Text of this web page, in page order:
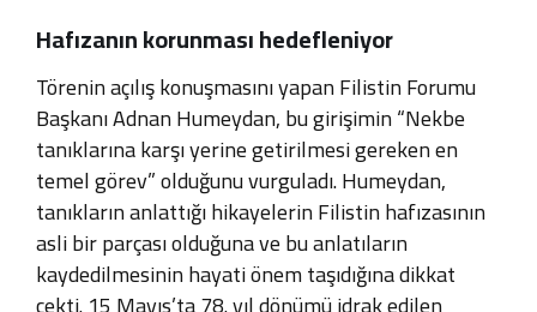
Hafızanın korunması hedefleniyor
Törenin açılış konuşmasını yapan Filistin Forumu
Başkanı Adnan Humeydan, bu girişimin “Nekbe
tanıklarına karşı yerine getirilmesi gereken en
temel görev” olduğunu vurguladı. Humeydan,
tanıkların anlattığı hikayelerin Filistin hafızasının
asli bir parçası olduğuna ve bu anlatıların
kaydedilmesinin hayati önem taşıdığına dikkat